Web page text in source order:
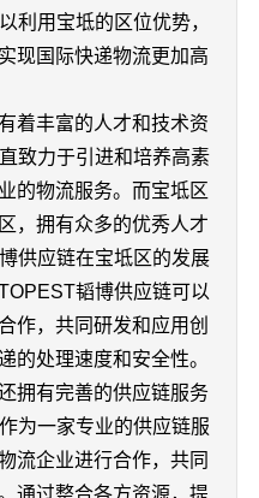
利用宝坻的区位优势，
现国际快递物流更加高
着丰富的人才和技术资
致力于引进和培养高素
的物流服务。而宝坻区
，拥有众多的优秀人才
供应链在宝坻区的发展
韬博供应链可以
作，共同研发和应用创
的处理速度和安全性。
拥有完善的供应链服务
为一家专业的供应链服
流企业进行合作，共同
通过整合各方资源，提